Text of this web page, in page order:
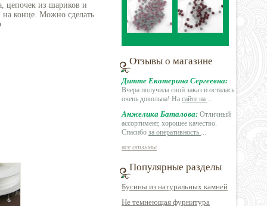
цепочек из шариков и
на конце. Можно сделать
Отзывы о магазине
Дитте Екатерина Сергеевна:
Вчера получила свой заказ и осталась
очень довольна! На сайте на ...
Анжелика Баталова: Отличный
ассортимент, хорошее качество.
Спасибо за оперативность ...
все отзывы
Популярные разделы
Бусины из натуральных камней
Не темнеющая фурнитура